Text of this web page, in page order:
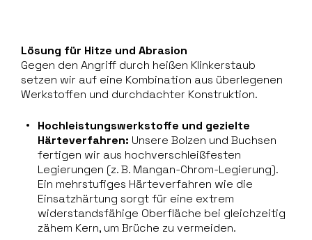
Lösung für Hitze und Abrasion
Gegen den Angriff durch heißen Klinkerstaub
setzen wir auf eine Kombination aus überlegenen
Werkstoffen und durchdachter Konstruktion.
Hochleistungswerkstoffe und gezielte
Härteverfahren: Unsere Bolzen und Buchsen
fertigen wir aus hochverschleißfesten
Legierungen (z. B. Mangan-Chrom-Legierung).
Ein mehrstufiges Härteverfahren wie die
Einsatzhärtung sorgt für eine extrem
widerstandsfähige Oberfläche bei gleichzeitig
zähem Kern, um Brüche zu vermeiden.